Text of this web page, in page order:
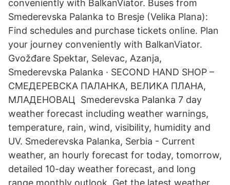
conveniently with BalkanViator. Buses from
Smederevska Palanka to Bresje (Velika Plana):
Find schedules and purchase tickets online. Plan
your journey conveniently with BalkanViator.
Gvožđare Spektar, Selevac, Azanja,
Smederevska Palanka · SECOND HAND SHOP –
СМЕДЕРЕВСКА ПАЛАНКА, ВЕЛИКА ПЛАНА,
МЛАДЕНОВАЦ Smederevska Palanka 7 day
weather forecast including weather warnings,
temperature, rain, wind, visibility, humidity and
UV. Smederevska Palanka, Serbia - Current
weather, an hourly forecast for today, tomorrow,
detailed 10-day weather forecast, and long
range monthly outlook. Get the latest weather